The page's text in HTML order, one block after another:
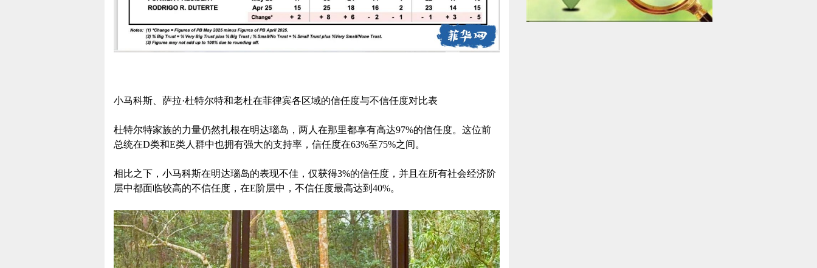
小马科斯、萨拉·杜特尔特和老杜在菲律宾各区域的信任度与不信任度对比表
杜特尔特家族的力量仍然扎根在明达瑙岛，两人在那里都享有高达97%的信任度。这位前
总统在D类和E类人群中也拥有强大的支持率，信任度在63%至75%之间。
相比之下，小马科斯在明达瑙岛的表现不佳，仅获得3%的信任度，并且在所有社会经济阶
层中都面临较高的不信任度，在E阶层中，不信任度最高达到40%。